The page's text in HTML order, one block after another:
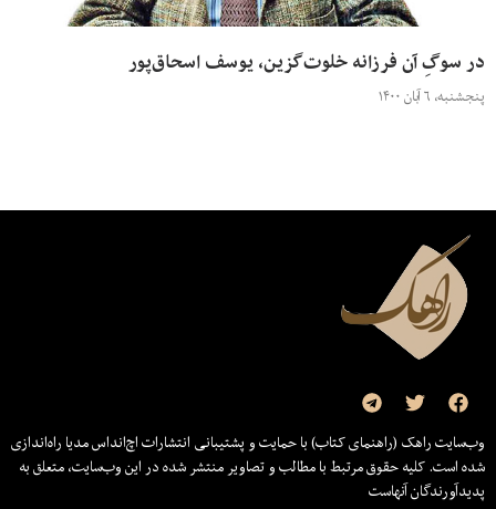
در سوگِ آن فرزانه‌ خلوت‌گزین، یوسف اسحاق‌پور
پنجشنبه، ۶ آبان ۱۴۰۰
وب‌سایت راهک (راهنمای کتاب) با حمایت و پشتیبانی انتشارات اچ‌اند‌اس مدیا راه‌اندازی
شده است. کلیه حقوق مرتبط با مطالب و تصاویر منتشر شده در این وب‌سایت، متعلق به
پدیدآورندگان آنهاست